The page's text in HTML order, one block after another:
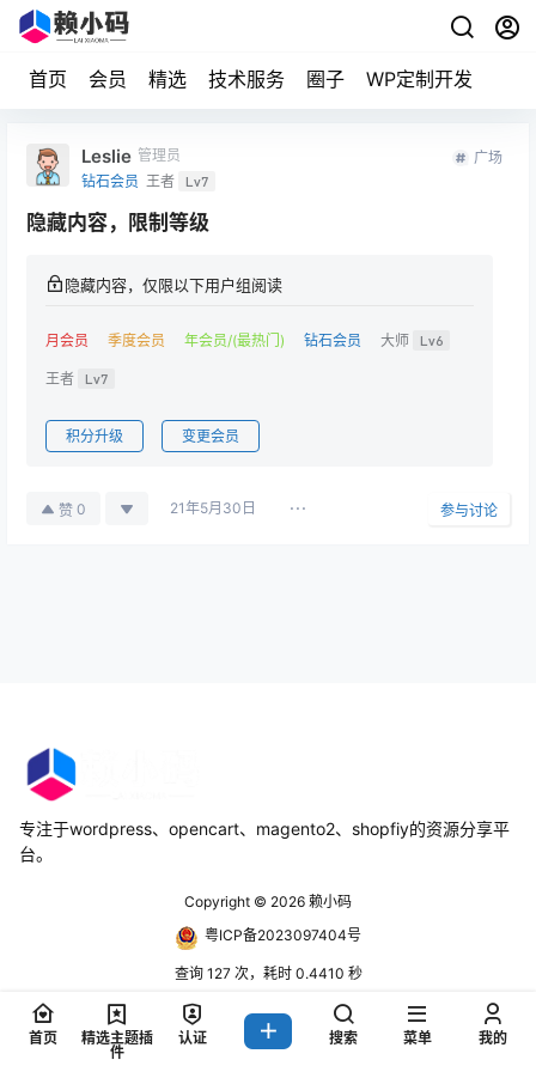
首页 会员 精选 技术服务 圈子 WP定制开发
Leslie 管理员
钻石会员 王者 Lv7
广场
隐藏内容，限制等级
隐藏内容，仅限以下用户组阅读
月会员 季度会员 年会员/(最热门) 钻石会员 大师 Lv6
王者 Lv7
积分升级 变更会员
赞 0 21年5月30日 参与讨论
专注于wordpress、opencart、magento2、shopfiy的资源分享平
台。
Copyright © 2026 赖小码
粤ICP备2023097404号
查询 127 次，耗时 0.4410 秒
首页
精选主题插
件
认证 搜索 菜单 我的